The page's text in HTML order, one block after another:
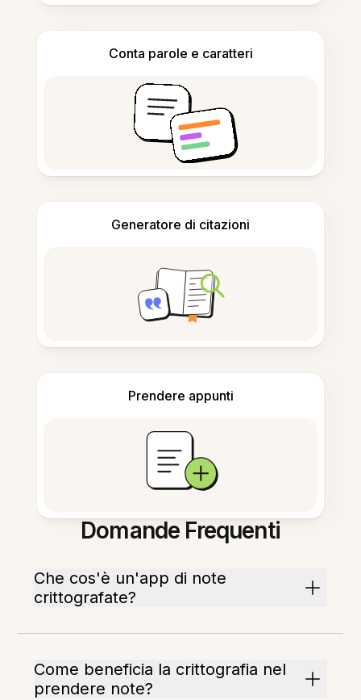
Conta parole e caratteri
Generatore di citazioni
Prendere appunti
Domande Frequenti
Che cos'è un'app di note
crittografate?
Come beneficia la crittografia nel
prendere note?